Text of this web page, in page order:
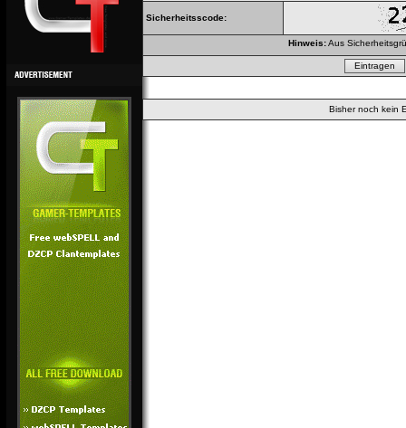
Sicherheitsscode:
Hinweis:Aus
Bisher noch kein